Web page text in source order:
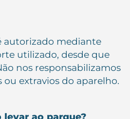
autorizado mediante
utilizado, desde que
nos responsabilizamos
ou extravios do aparelho.